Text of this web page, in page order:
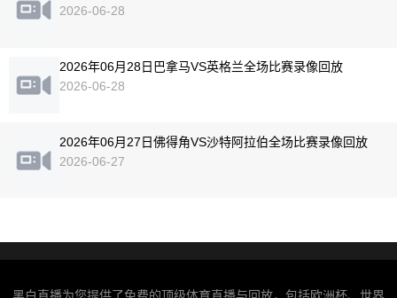
2026-06-28
2026年06月28日巴拿马VS英格兰全场比赛录像回放
2026-06-28
2026年06月27日佛得角VS沙特阿拉伯全场比赛录像回放
2026-06-27
黑白直播为您提供了免费的顶级体育直播与回放，包括欧洲杯、世界